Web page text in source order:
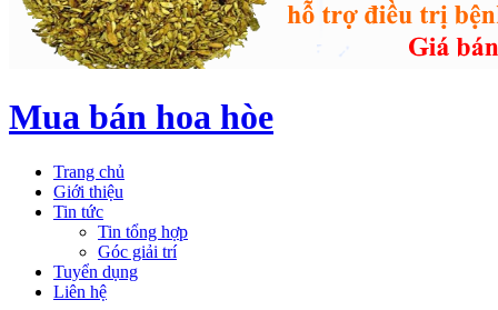
Mua bán hoa hòe
Trang chủ
Giới thiệu
Tin tức
Tin tổng hợp
Góc giải trí
Tuyển dụng
Liên hệ